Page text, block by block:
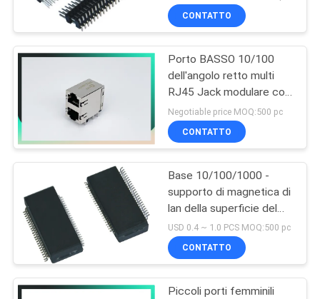
CONTROLLO
DI
CONTATTICI
VR
SHOW
MAPPA
SITO
RJ45 magnetico
Jack
RJ11 RJ45 Jack
21
dell'intestazione di 40 Pin
si raddoppia 90 gradi per
CONTATTO
Porto BASSO 10/100
dell'angolo retto multi
RJ45 Jack modulare con
il connettore di cavo di
Ethernet del
trasformatore;
Negotiable price MOQ:500 pc
CONTATTO
Base 10/100/1000 -
supporto di magnetica di
lan della superficie del
porto del quadrato dei
trasformatori di impulso
di Ethernet di TX
USD 0.4 ~ 1.0 PCS MOQ:500 pc
CONTATTO
Piccoli porti femminili